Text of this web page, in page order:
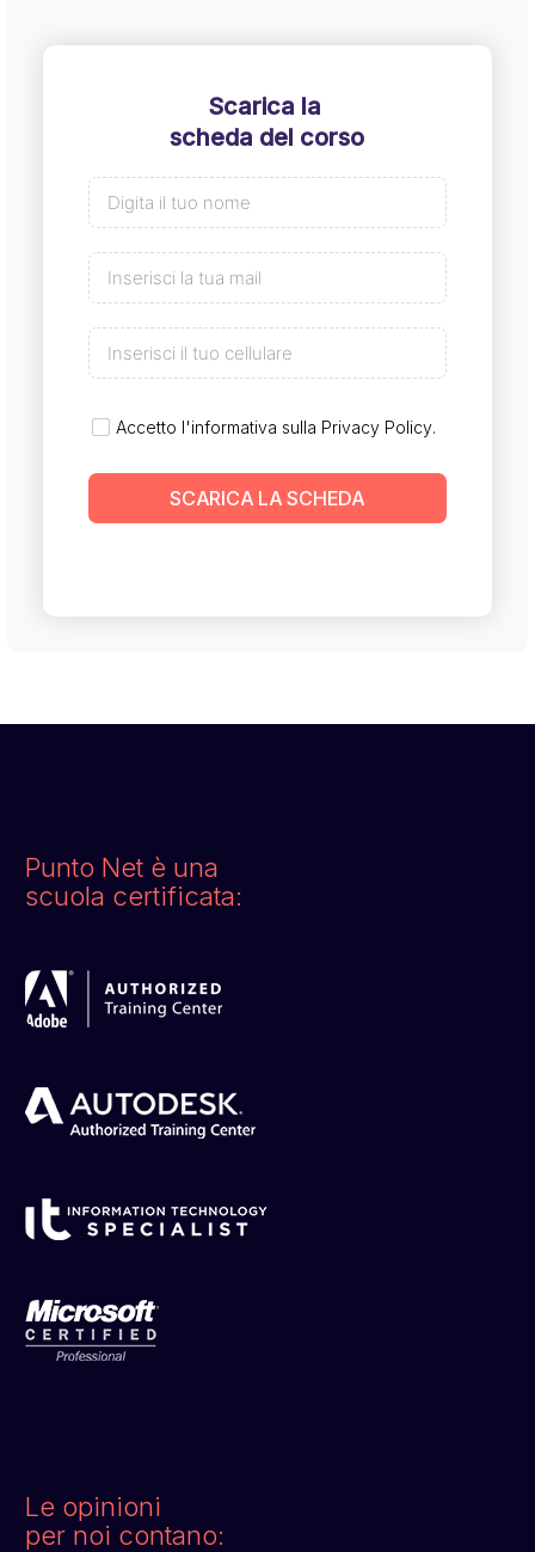
Scarica la
scheda del corso
Accetto l'informativa sulla Privacy Policy.
SCARICA LA SCHEDA
Punto Net è una
scuola certificata:
Le opinioni
per noi contano: